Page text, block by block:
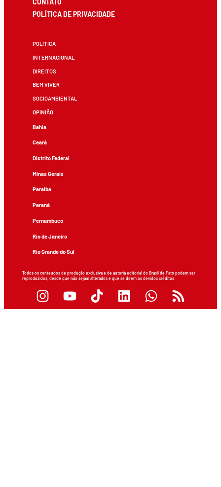
CONTATO
POLÍTICA DE PRIVACIDADE
POLÍTICA
INTERNACIONAL
DIREITOS
BEM VIVER
SOCIOAMBIENTAL
OPINIÃO
Bahia
Ceará
Distrito Federal
Minas Gerais
Paraíba
Paraná
Pernambuco
Rio de Janeiro
Rio Grande do Sul
Todos os conteúdos de produção exclusiva e de autoria editorial do Brasil de Fato podem ser
reproduzidos, desde que não sejam alterados e que se deem os devidos créditos.